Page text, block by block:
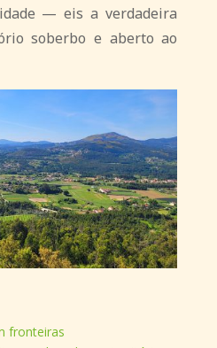
— eis a verdadeira
soberbo e aberto ao
fronteiras